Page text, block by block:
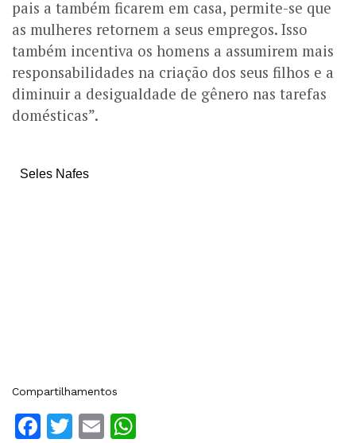
pais a também ficarem em casa, permite-se que
as mulheres retornem a seus empregos. Isso
também incentiva os homens a assumirem mais
responsabilidades na criação dos seus filhos e a
diminuir a desigualdade de gênero nas tarefas
domésticas”.
Seles Nafes
Compartilhamentos
Facebook
Twitter
Email